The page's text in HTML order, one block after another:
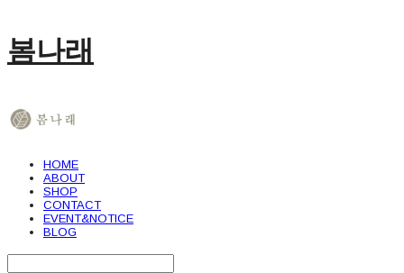
봄나래
HOME
ABOUT
SHOP
CONTACT
EVENT&NOTICE
BLOG